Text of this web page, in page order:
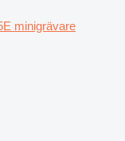
minigrävare